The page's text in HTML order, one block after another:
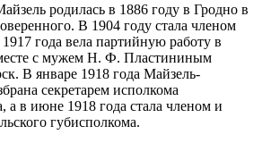
родилась в 1886 году в Гродно в
В 1904 году стала членом
года вела партийную работу в
с мужем Н. Ф. Пластининым
В январе 1918 года Майзель-
секретарем исполкома
а в июне 1918 года стала членом и
губисполкома.